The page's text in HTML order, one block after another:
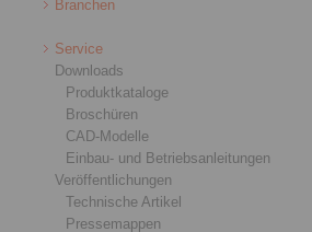
Branchen
Service
Downloads
Produktkataloge
Broschüren
CAD-Modelle
Einbau- und Betriebsanleitungen
Veröffentlichungen
Technische Artikel
Pressemappen